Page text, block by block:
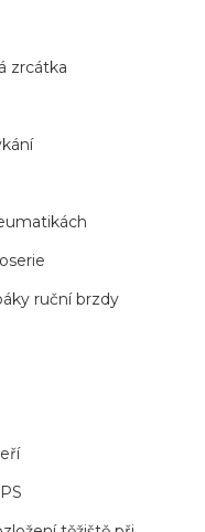
zrcátka
ruční brzdy